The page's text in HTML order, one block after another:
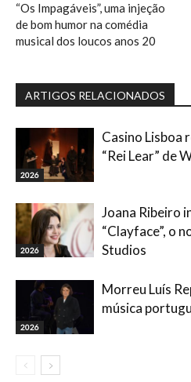
“Os Impagáveis”, uma injeção
de bom humor na comédia
musical dos loucos anos 20
ARTIGOS RELACIONADOS
2026
Casino Lisboa
“Rei Lear” de
2026
Joana Ribeiro
“Clayface”, o
Studios
2026
Morreu Luís
música